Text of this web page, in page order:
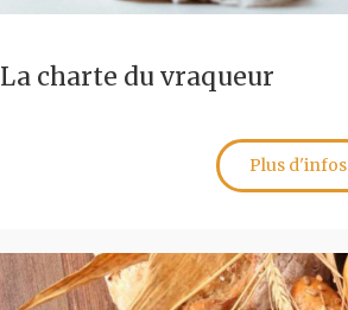
La charte du vraqueur
Plus d'infos